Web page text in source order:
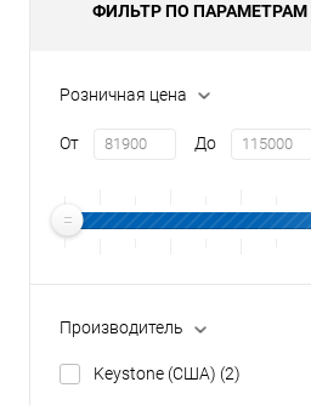
ФИЛЬТР ПО ПАРАМЕТРАМ
Розничная цена
От До
Производитель
Keystone (США) (2)